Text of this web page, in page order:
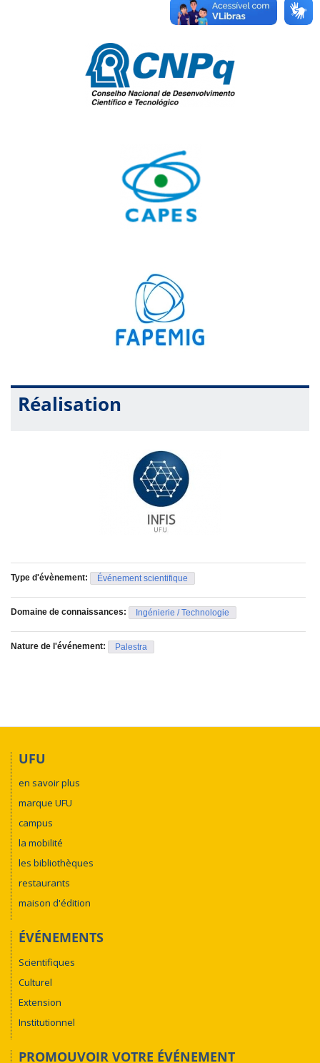
Réalisation
Type d'évènement: Événement scientifique
Domaine de connaissances: Ingénierie / Technologie
Nature de l'événement: Palestra
UFU
en savoir plus
marque UFU
campus
la mobilité
les bibliothèques
restaurants
maison d'édition
ÉVÉNEMENTS
Scientifiques
Culturel
Extension
Institutionnel
PROMOUVOIR VOTRE ÉVÉNEMENT